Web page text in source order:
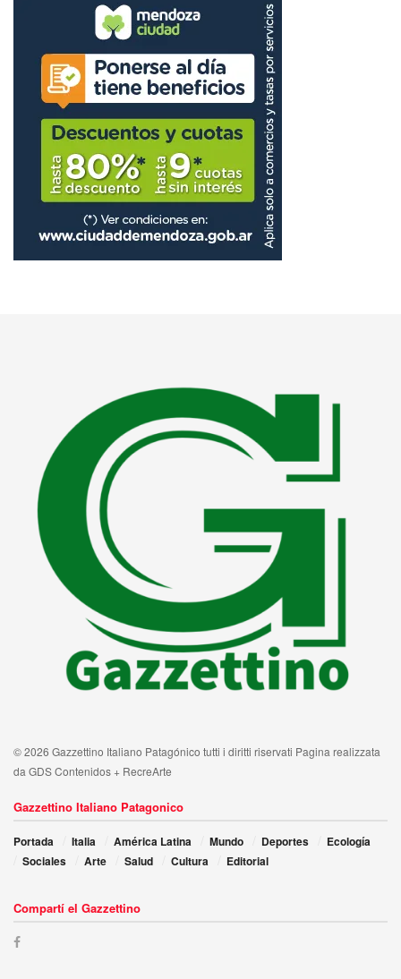
© 2026 Gazzettino Italiano Patagónico tutti i diritti riservati Pagina realizzata
da GDS Contenidos + RecreArte
Gazzettino Italiano Patagonico
Portada Italia América Latina Mundo Deportes
Ecología
Sociales
Arte Salud Cultura Editorial
Compartí el Gazzettino